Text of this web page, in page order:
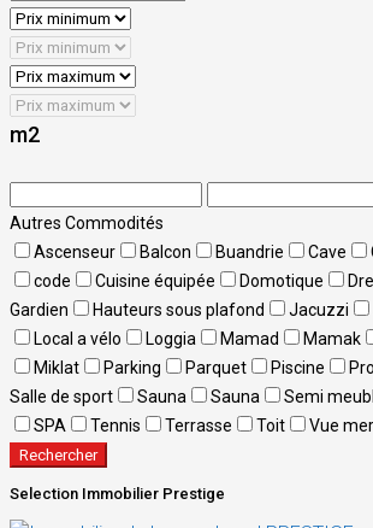
m2
Autres Commodités
Ascenseur
Balcon Buandrie Cave
code
Cuisine équipée Domotique
Gardien
Hauteurs sous plafond Jacuzzi
Local a vélo
Loggia Mamad Mamak
Miklat
Parking Parquet Piscine
Salle de sport
Sauna Sauna Semi
SPA
Tennis Terrasse Toit Vue mer
Rechercher
Selection Immobilier Prestige